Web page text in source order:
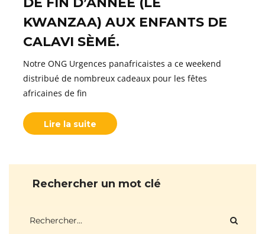
KWANZAA) AUX ENFANTS DE
CALAVI SÈMÉ.
Notre ONG Urgences panafricaistes a ce weekend
distribué de nombreux cadeaux pour les fêtes
africaines de fin
Lire la suite
Rechercher un mot clé